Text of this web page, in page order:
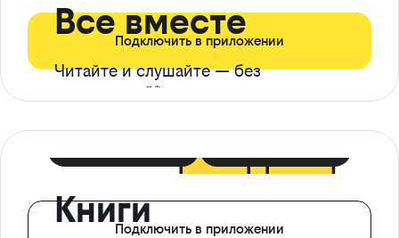
Все вместе
Читайте и слушайте — без
ограничений*
Подключить в приложении
КнигиПодключить в приложении